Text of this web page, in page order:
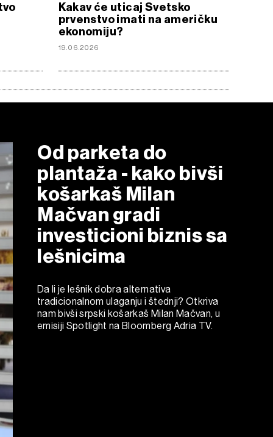
Kakav će uticaj Svetsko
prvenstvo imati na američku
ekonomiju?
19.06.2026
Od parketa do
plantaža - kako bivši
košarkaš Milan
Mačvan gradi
investicioni biznis sa
lešnicima
Da li je lešnik dobra alternativa
tradicionalnom ulaganju i štednji? Otkriva
nam bivši srpski košarkaš Milan Mačvan, u
emisiji Spotlight na Bloomberg Adria TV.